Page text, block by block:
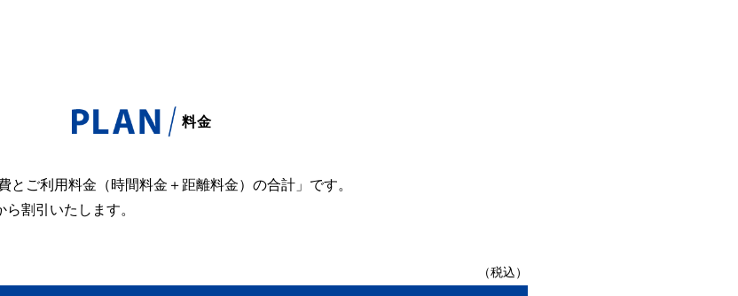
料金
ご利用料金（時間料金＋距離料金）の合計」です。
割引いたします。
（税込）